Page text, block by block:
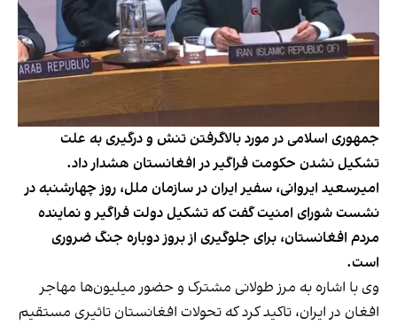
جمهوری اسلامی در مورد بالاگرفتن تنش و درگیری به علت
تشکیل نشدن حکومت فراگیر در افغانستان هشدار داد.
امیرسعید ایروانی، سفیر ایران در سازمان ملل، روز چهارشنبه در
نشست شورای امنیت گفت که تشکیل دولت فراگیر و نماینده
مردم افغانستان، برای جلوگیری از بروز دوباره جنگ ضروری
است.
وی با اشاره به مرز طولانی مشترک و حضور میلیون‌ها مهاجر
افغان در ایران، تاکید کرد که تحولات افغانستان تاثیری مستقیم